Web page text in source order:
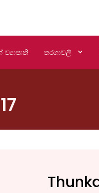
තරගාවලි